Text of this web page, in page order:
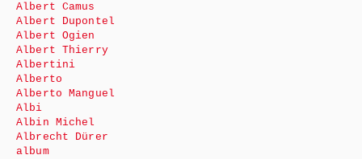
Albert Camus
Albert Dupontel
Albert Ogien
Albert Thierry
Albertini
Alberto
Alberto Manguel
Albi
Albin Michel
Albrecht Dürer
album